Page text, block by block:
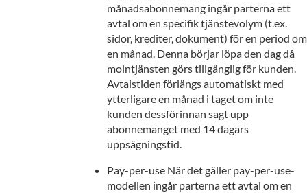
månadsabonnemang ingår parterna ett
avtal om en specifik tjänstevolym (t.ex.
sidor, krediter, dokument) för en period om
en månad. Denna börjar löpa den dag då
molntjänsten görs tillgänglig för kunden.
Avtalstiden förlängs automatiskt med
ytterligare en månad i taget om inte
kunden dessförinnan sagt upp
abonnemanget med 14 dagars
uppsägningstid.
Pay-per-use När det gäller pay-per-use-
modellen ingår parterna ett avtal om en